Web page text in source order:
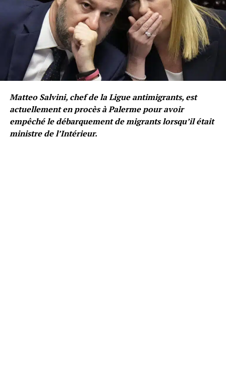
Matteo Salvini, chef de la Ligue antimigrants, est
actuellement en procès à Palerme pour avoir
empêché le débarquement de migrants lorsqu’il était
ministre de l’Intérieur.